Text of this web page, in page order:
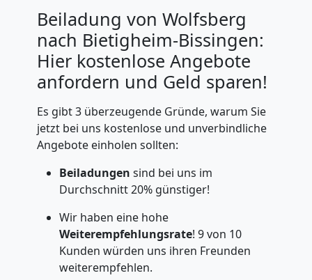
Beiladung von Wolfsberg
nach Bietigheim-Bissingen:
Hier kostenlose Angebote
anfordern und Geld sparen!
Es gibt 3 überzeugende Gründe, warum Sie
jetzt bei uns kostenlose und unverbindliche
Angebote einholen sollten:
Beiladungen sind bei uns im
Durchschnitt 20% günstiger!
Wir haben eine hohe
Weiterempfehlungsrate! 9 von 10
Kunden würden uns ihren Freunden
weiterempfehlen.